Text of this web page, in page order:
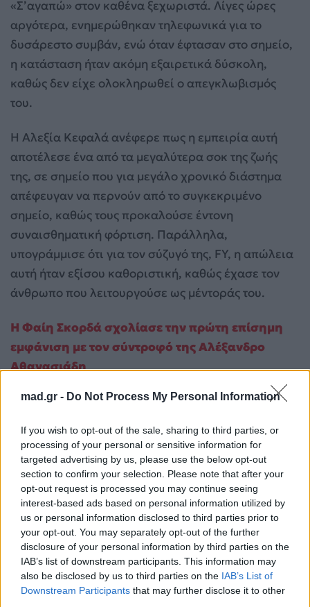
mad.gr - Do Not Process My Personal Information
If you wish to opt-out of the sale, sharing to third parties, or
processing of your personal or sensitive information for
targeted advertising by us, please use the below opt-out
section to confirm your selection. Please note that after your
opt-out request is processed you may continue seeing
interest-based ads based on personal information utilized by
us or personal information disclosed to third parties prior to
your opt-out. You may separately opt-out of the further
disclosure of your personal information by third parties on the
IAB’s list of downstream participants. This information may
also be disclosed by us to third parties on the IAB’s List of
Downstream Participants that may further disclose it to other
«Σ’αγαπώ» στον καθένα ξεχωριστά. Λίγες ώρες
αργότερα, ενημερώθηκαν τηλεφωνικά για το
δυσάρεστο συμβάν, ενώ όταν έφτασαν στο σημείο,
η κατάσταση ήταν ακόμη εξαιρετικά δύσκολη,
καθώς δεν είχε ολοκληρωθεί ο απεγκλωβισμός
του.
Η Αλεξία Κεφαλά ανέφερε πως η εμπειρία αυτή
αποτέλεσε ένα από τα μεγαλύτερα σοκ της ζωής
της, σε σημείο που για μεγάλο χρονικό διάστημα
απέφευγαν να περνούν από το συγκεκριμένο
σημείο, καθώς τους προκαλούσε έντονη
συναισθηματική φόρτιση. Παράλληλα,
υπογράμμισε ότι για τον σύζυγό της, FY, η απώλεια
αυτή ήταν εξίσου καθοριστική, καθώς έχασε τον
άνθρωπο που λειτουργούσε ως μέντοράς του.
Η Φαίη Σκορδά σχολίασε την πρώτη επίσημη
εμφάνιση με τον σύντροφό της Αλέξανδρο
Αθανασιάδη